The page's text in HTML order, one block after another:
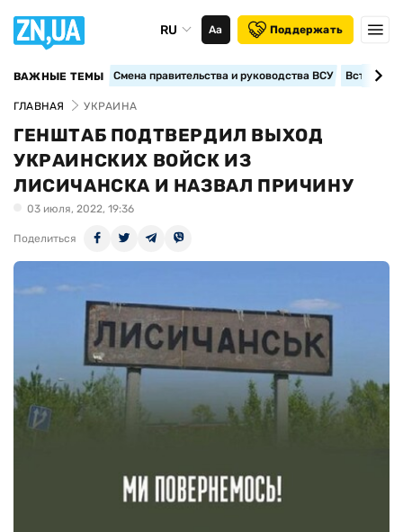
RU Аа Поддержать
ВАЖНЫЕ ТЕМЫ Смена правительства и руководства ВСУ
ГЛАВНАЯ УКРАИНА
ГЕНШТАБ ПОДТВЕРДИЛ ВЫХОД
УКРАИНСКИХ ВОЙСК ИЗ
ЛИСИЧАНСКА И НАЗВАЛ ПРИЧИНУ
03 июля, 2022, 19:36
Поделиться